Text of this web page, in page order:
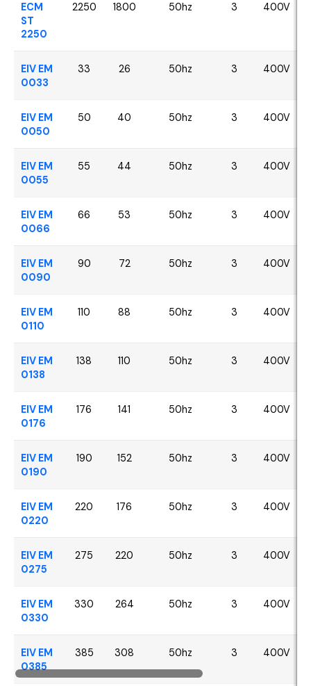
ECM
ST
2250
2250 1800 50hz 3 400V
EIV EM
0033
33 26 50hz 3 400V
EIV EM
0050
50 40 50hz 3 400V
EIV EM
0055
55 44 50hz 3 400V
EIV EM
0066
66 53 50hz 3 400V
EIV EM
0090
90 72 50hz 3 400V
EIV EM
0110
110 88 50hz 3 400V
EIV EM
0138
138 110 50hz 3 400V
EIV EM
0176
176 141 50hz 3 400V
EIV EM
0190
190 152 50hz 3 400V
EIV EM
0220
220 176 50hz 3 400V
EIV EM
0275
275 220 50hz 3 400V
EIV EM
0330
330 264 50hz 3 400V
EIV EM
0385
385 308 50hz 3 400V